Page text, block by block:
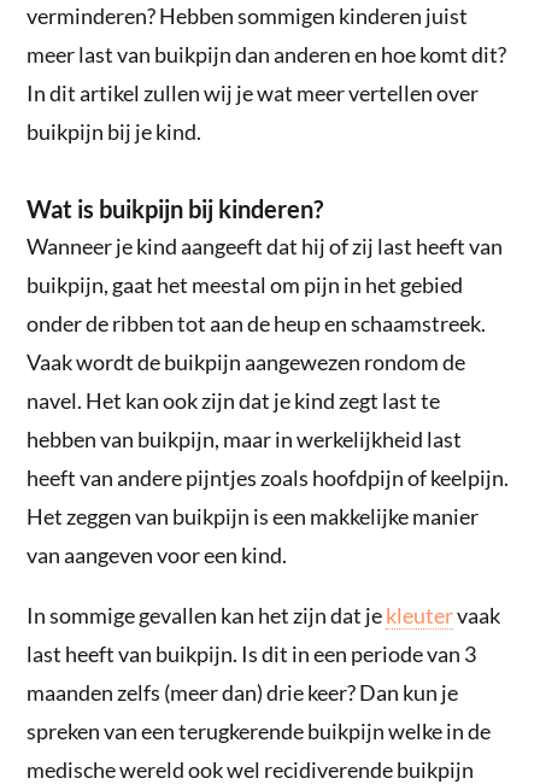
verminderen? Hebben sommigen kinderen juist
meer last van buikpijn dan anderen en hoe komt dit?
In dit artikel zullen wij je wat meer vertellen over
buikpijn bij je kind.
Wat is buikpijn bij kinderen?
Wanneer je kind aangeeft dat hij of zij last heeft van
buikpijn, gaat het meestal om pijn in het gebied
onder de ribben tot aan de heup en schaamstreek.
Vaak wordt de buikpijn aangewezen rondom de
navel. Het kan ook zijn dat je kind zegt last te
hebben van buikpijn, maar in werkelijkheid last
heeft van andere pijntjes zoals hoofdpijn of keelpijn.
Het zeggen van buikpijn is een makkelijke manier
van aangeven voor een kind.
In sommige gevallen kan het zijn dat jekleutervaak
last heeft van buikpijn. Is dit in een periode van 3
maanden zelfs (meer dan) drie keer? Dan kun je
spreken van een terugkerende buikpijn welke in de
medische wereld ook wel recidiverende buikpijn